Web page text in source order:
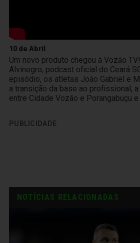
10 de Abril
Um novo produto chegou à Vozão
Alvinegro, podcast oficial do Ceará
episódio, os atletas João Gabriel e
a transição da base ao profissional,
entre Cidade Vozão e Porangabuçu e
PUBLICIDADE
NOTÍCIAS RELACIONADAS